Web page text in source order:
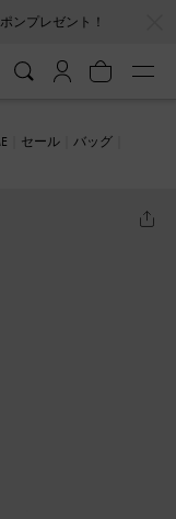
ンプレゼント！
セール
バッグ